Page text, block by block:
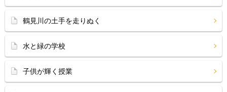
鶴見川の土手を走りぬく
水と緑の学校
子供が輝く授業